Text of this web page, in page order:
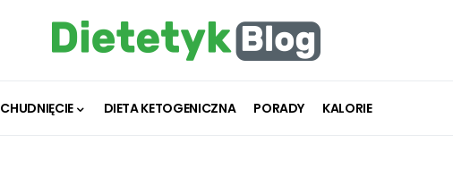
CHUDNIĘCIE DIETA KETOGENICZNA PORADY KALORIE